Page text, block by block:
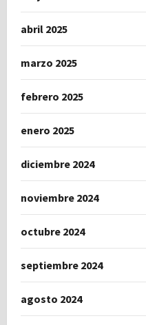
abril 2025
marzo 2025
febrero 2025
enero 2025
diciembre 2024
noviembre 2024
octubre 2024
septiembre 2024
agosto 2024